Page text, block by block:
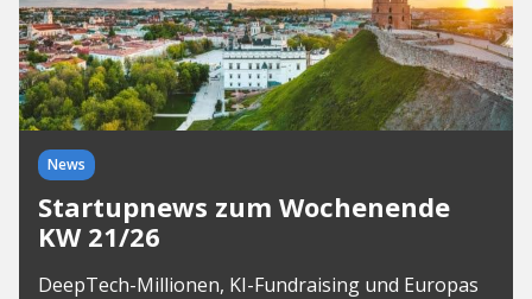
News
Startupnews zum Wochenende
KW 21/26
DeepTech-Millionen, KI-Fundraising und Europas